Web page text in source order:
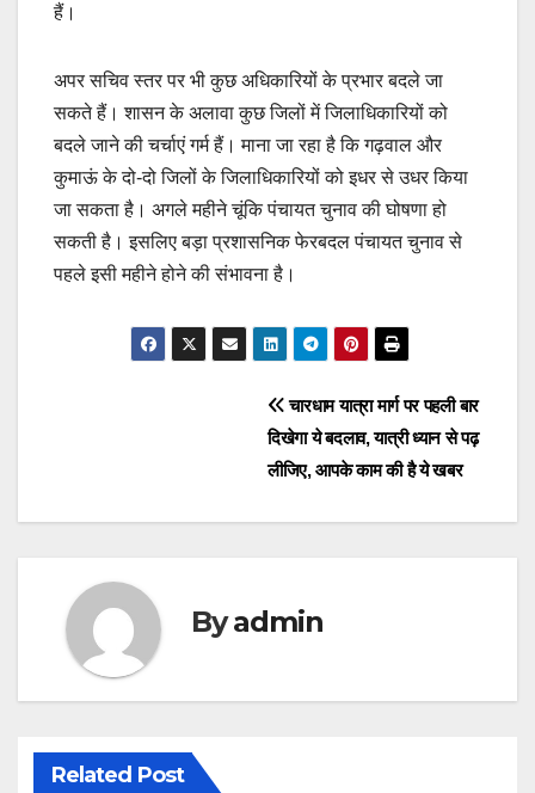
हैं।
अपर सचिव स्तर पर भी कुछ अधिकारियों के प्रभार बदले जा
सकते हैं। शासन के अलावा कुछ जिलों में जिलाधिकारियों को
बदले जाने की चर्चाएं गर्म हैं। माना जा रहा है कि गढ़वाल और
कुमाऊं के दो-दो जिलों के जिलाधिकारियों को इधर से उधर किया
जा सकता है। अगले महीने चूंकि पंचायत चुनाव की घोषणा हो
सकती है। इसलिए बड़ा प्रशासनिक फेरबदल पंचायत चुनाव से
पहले इसी महीने होने की संभावना है।
चारधाम यात्रा मार्ग पर पहली बार
दिखेगा ये बदलाव, यात्री ध्यान से पढ़
लीजिए, आपके काम की है ये खबर
Byadmin
Related Post